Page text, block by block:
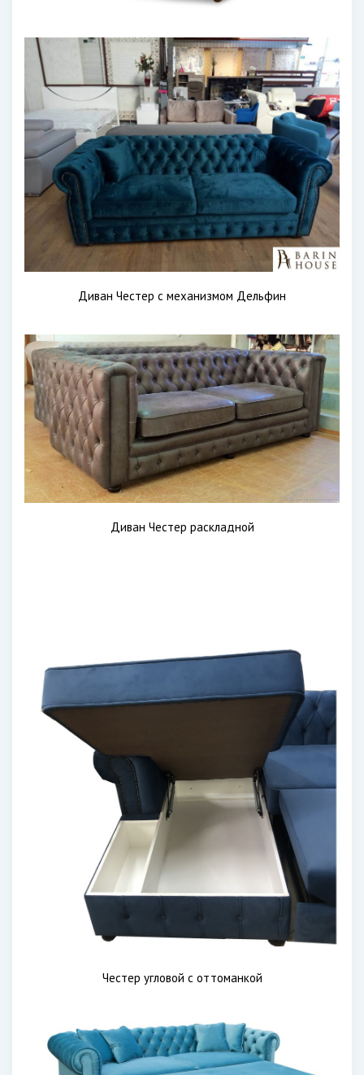
Диван Честер с механизмом Дельфин
Диван Честер раскладной
Честер угловой с оттоманкой